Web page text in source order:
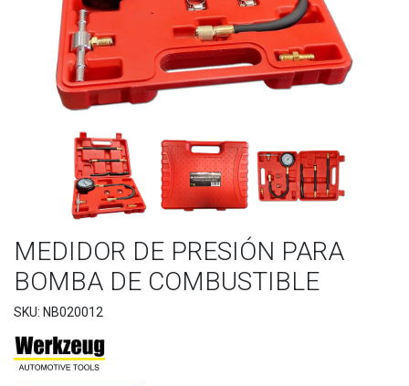
MEDIDOR DE PRESIÓN PARA
BOMBA DE COMBUSTIBLE
SKU: NB020012